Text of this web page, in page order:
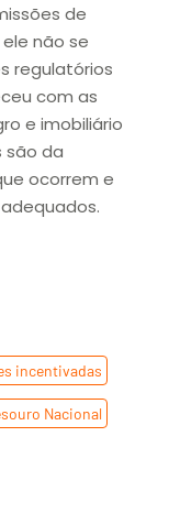
de
não se
regulatórios
com as
e imobiliário
são da
ocorrem e
incentivadas
Nacional